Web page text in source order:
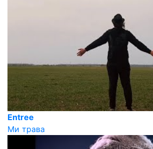
Entree
Ми трава